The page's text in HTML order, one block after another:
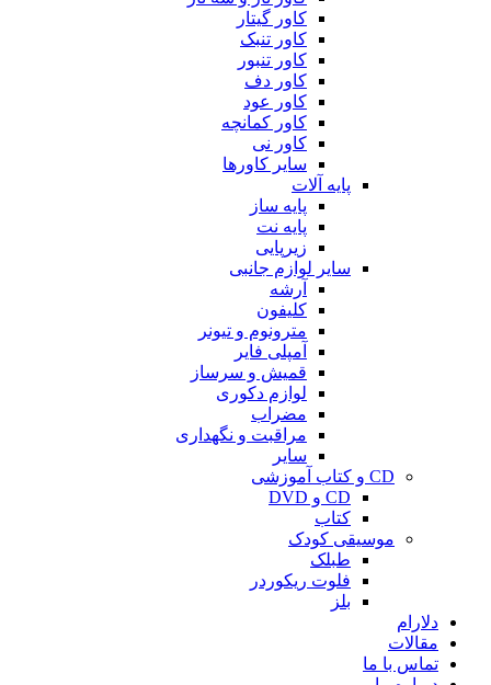
کاور گیتار
کاور تنبک
کاور تنبور
کاور دف
کاور عود
کاور کمانچه
کاور نی
سایر کاورها
پایه آلات
پایه ساز
پایه نت
زیرپایی
سایر لوازم جانبی
آرشه
کلیفون
مترونوم و تیونر
آمپلی فایر
قمیش و سرساز
لوازم دکوری
مضراب
مراقبت و نگهداری
سایر
CD و کتاب آموزشی
CD و DVD
کتاب
موسیقی کودک
طبلک
فلوت ریکوردر
بلز
دلارام
مقالات
تماس با ما